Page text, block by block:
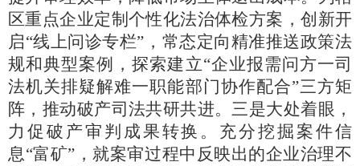
区重点企业定制个性化法治体检方案，创新开
启“线上问诊专栏”，常态定向精准推送政策法
规和典型案例，探索建立“企业报需问方一司
法机关排疑解难一职能部门协作配合”三方矩
阵，推动破产司法共研共进。三是大处着眼，
力促破产审判成果转换。充分挖掘案件信
息“富矿”，就案审过程中反映出的企业治理不